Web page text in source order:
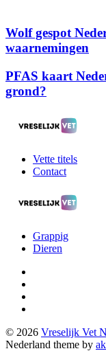
Wolf gespot
waarnemingen
PFAS kaart
grond?
Vette titels
Contact
Grappig
Dieren
© 2026 Vreselijk Vet
Nederland theme by